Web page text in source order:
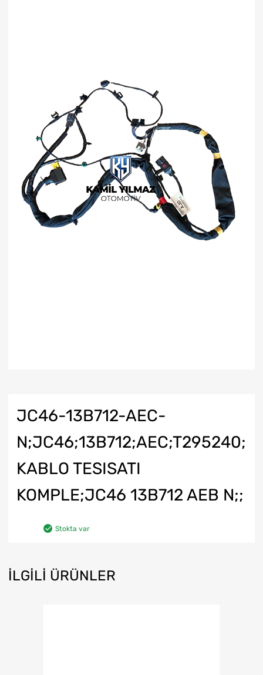
JC46-13B712-AEC-
N;JC46;13B712;AEC;T295240;
KABLO TESISATI
KOMPLE;JC46 13B712 AEB N;;
Stokta var
İLGILI ÜRÜNLER